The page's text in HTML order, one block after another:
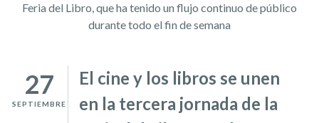
Feria del Libro, que ha tenido un flujo continuo de público
durante todo el fin de semana
27
SEPTIEMBRE
El cine y los libros se unen
en la tercera jornada de la